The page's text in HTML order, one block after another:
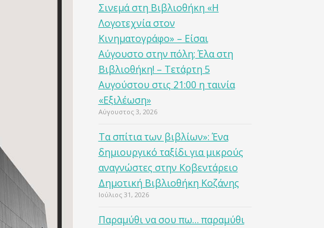
Σινεμά στη Βιβλιοθήκη «Η
Λογοτεχνία στον
Κινηματογράφο» – Είσαι
Αύγουστο στην πόλη; Έλα στη
Βιβλιοθήκη! – Τετάρτη 5
Αυγούστου στις 21:00 η ταινία
«Εξιλέωση»
Αύγουστος 3, 2026
Τα σπίτια των βιβλίων»: Ένα
δημιουργικό ταξίδι για μικρούς
αναγνώστες στην Κοβεντάρειο
Δημοτική Βιβλιοθήκη Κοζάνης
Ιούλιος 31, 2026
Παραμύθι να σου πω… παραμύθι